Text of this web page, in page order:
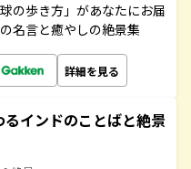
の歩き方」があなたにお届
名言と癒やしの絶景集
詳細を見る
インドのことばと絶景